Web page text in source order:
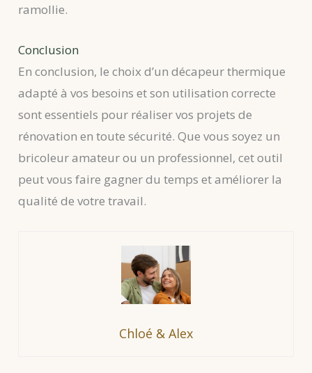
ramollie.
Conclusion
En conclusion, le choix d’un décapeur thermique
adapté à vos besoins et son utilisation correcte
sont essentiels pour réaliser vos projets de
rénovation en toute sécurité. Que vous soyez un
bricoleur amateur ou un professionnel, cet outil
peut vous faire gagner du temps et améliorer la
qualité de votre travail.
Chloé & Alex